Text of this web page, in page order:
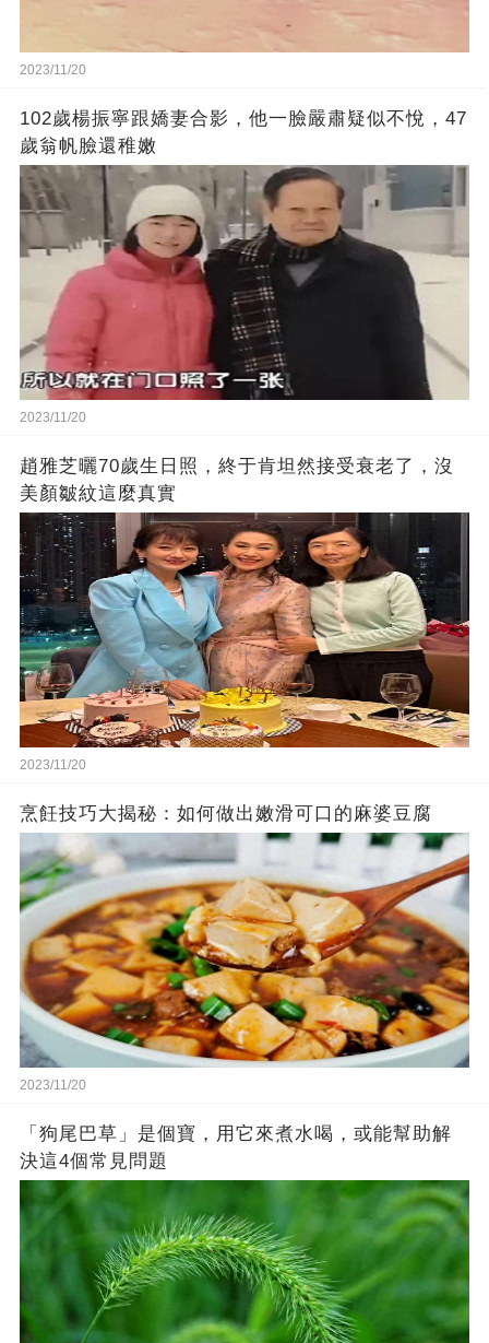
2023/11/20
102歲楊振寧跟嬌妻合影，他一臉嚴肅疑似不悅，47
歲翁帆臉還稚嫩
2023/11/20
趙雅芝曬70歲生日照，終于肯坦然接受衰老了，沒
美顏皺紋這麼真實
2023/11/20
烹飪技巧大揭秘：如何做出嫩滑可口的麻婆豆腐
2023/11/20
「狗尾巴草」是個寶，用它來煮水喝，或能幫助解
決這4個常見問題